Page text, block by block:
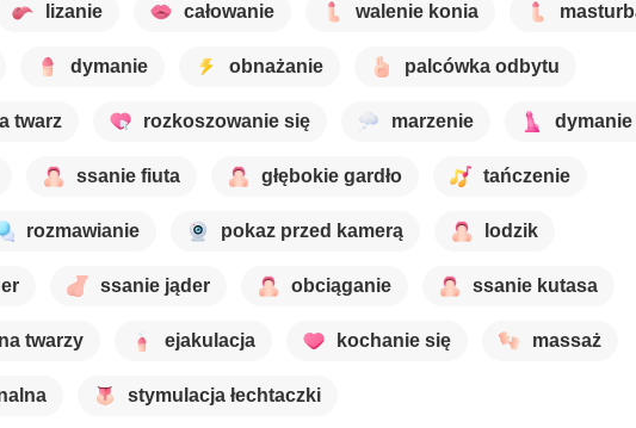
lizanie całowanie walenie konia
dymanie obnażanie palcówka odbytu
twarz rozkoszowanie się marzenie
ssanie fiuta głębokie gardło tańczenie
rozmawianie pokaz przed kamerą lodzik
ssanie jąder obciąganie ssanie kutasa
twarzy ejakulacja kochanie się massaż
stymulacja łechtaczki